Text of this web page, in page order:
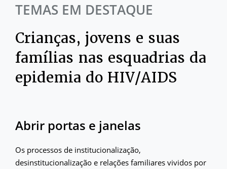
TEMAS EM DESTAQUE
Crianças, jovens e suas
famílias nas esquadrias da
epidemia do HIV/AIDS
Abrir portas e janelas
Os processos de institucionalização,
desinstitucionalização e relações familiares vividos por